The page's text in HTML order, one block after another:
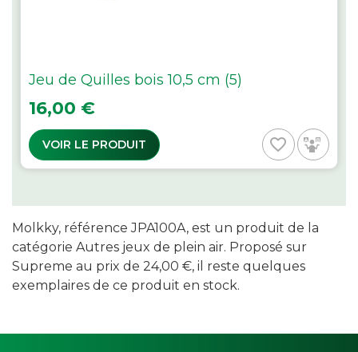
Jeu de Quilles bois 10,5 cm (5)
Prix
16,00 €
VOIR LE PRODUIT favorite_border
Molkky, référence JPA100A, est un produit de la
catégorie Autres jeux de plein air. Proposé sur
Supreme au prix de 24,00 €, il reste quelques
exemplaires de ce produit en stock.